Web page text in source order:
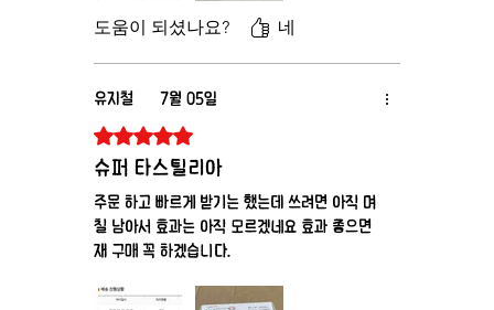
도움이 되셨나요? 네
유지철 7월 05일
별점 5점 중 5점을 주었습니다.
슈퍼 타스틸리아
주문 하고 빠르게 받기는 했는데 쓰려면 아직 며
칠 남아서 효과는 아직 모르겠네요 효과 좋으면
재 구매 꼭 하겠습니다.